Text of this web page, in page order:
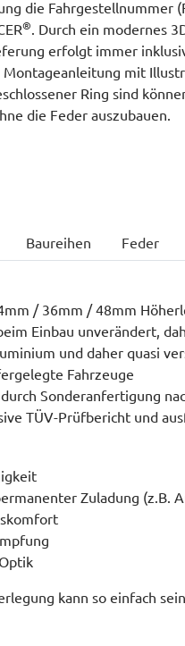
die Fahrgestellnummer
®. Durch ein modernes
erfolgt immer
mit
Ring sind
die Feder auszubauen.
Baureihen Feder
/ 36mm / 48mm
Einbau unverändert,
und daher quasi
Fahrzeuge
Sonderanfertigung
TÜV-Prüfbericht und
Zuladung (z.B.
kann so einfach